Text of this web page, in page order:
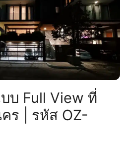
บ Full View ที่
ร | รหัส OZ-